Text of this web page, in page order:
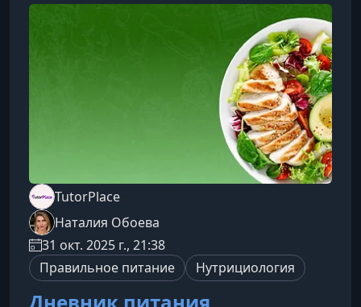
охватывает базовые и продвинутые аспекты
нутрициологии, чтобы вы могли грамотно
подходить к организации питания — для себя
TutorPlace
Наталия Обоева
31 окт. 2025 г., 21:38
Правильное питание
Нутрициология